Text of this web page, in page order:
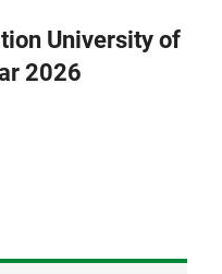
University of
2026